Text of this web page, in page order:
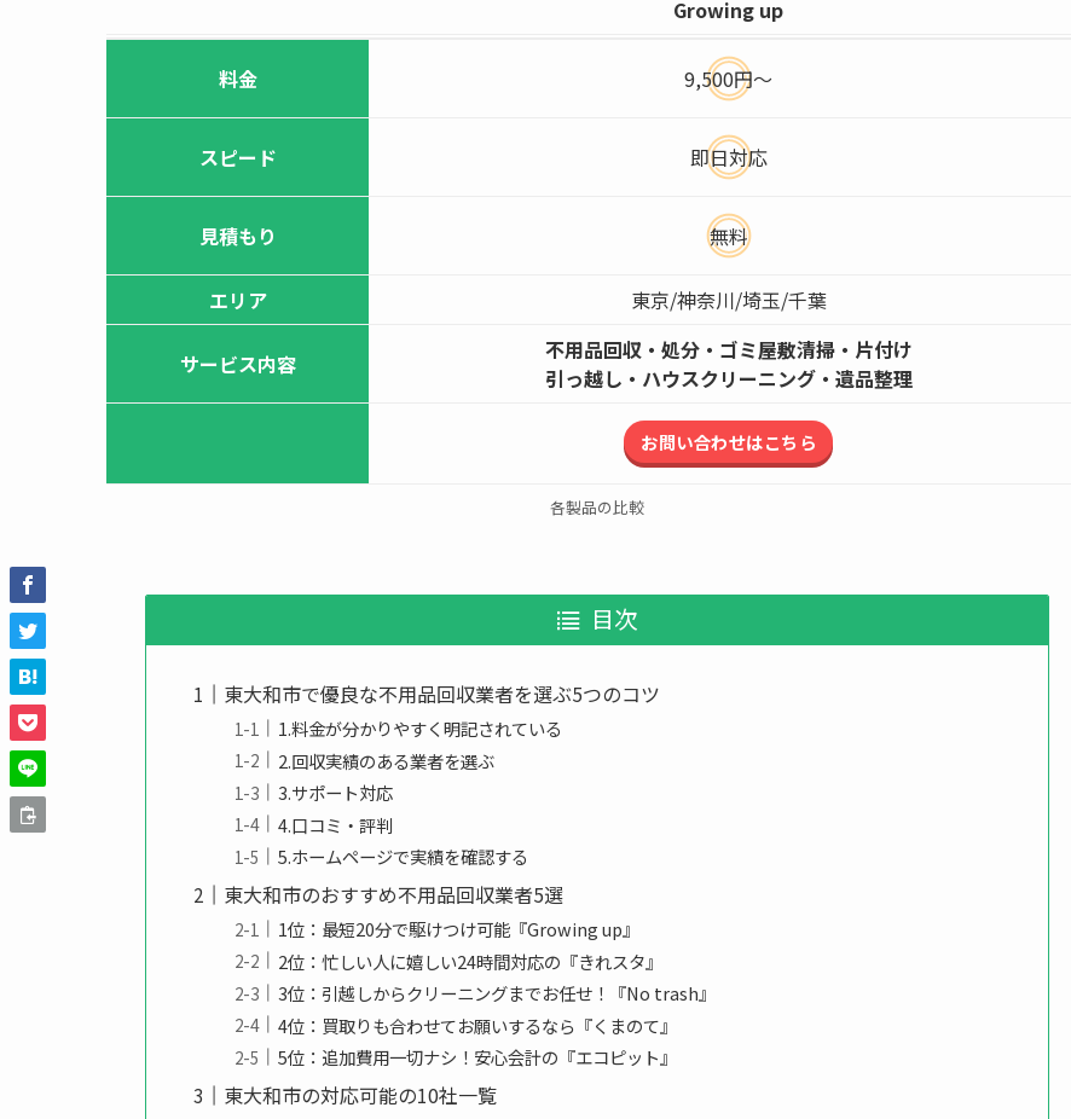
Growing up
料金 9,500円〜
スピード 即日対応
見積もり 無料
エリア 東京/神奈川/埼玉/千葉
サービス内容
不用品回収・処分・ゴミ屋敷清掃・片付け
引っ越し・ハウスクリーニング・遺品整理
お問い合わせはこちら
各製品の比較
目次
東大和市で優良な不用品回収業者を選ぶ5つのコツ
1.料金が分かりやすく明記されている
2.回収実績のある業者を選ぶ
3.サポート対応
4.口コミ・評判
5.ホームページで実績を確認する
東大和市のおすすめ不用品回収業者5選
1位：最短20分で駆けつけ可能『Growing up』
2位：忙しい人に嬉しい24時間対応の『きれスタ』
3位：引越しからクリーニングまでお任せ！『No trash』
4位：買取りも合わせてお願いするなら『くまのて』
5位：追加費用一切ナシ！安心会計の『エコピット』
東大和市の対応可能の10社一覧